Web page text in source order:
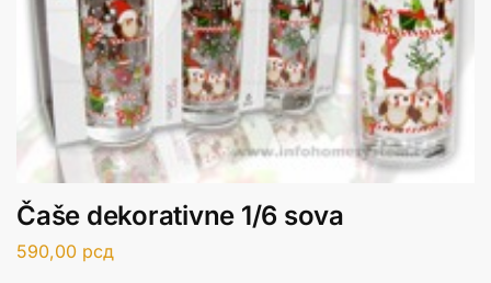
Čaše dekorativne 1/6 sova
590,00 рсд